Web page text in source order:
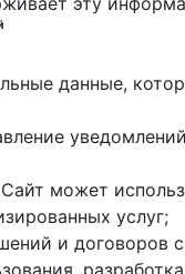
данные,
может
услуг;
и договоров